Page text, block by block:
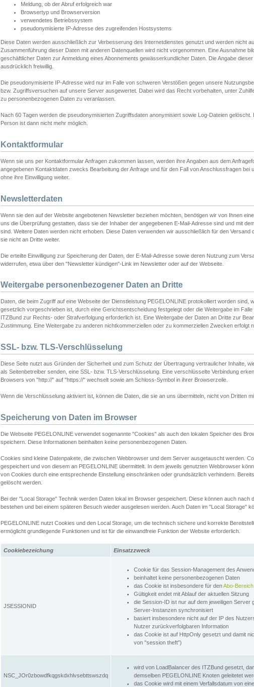
Meldung, ob der Abruf erfolgreich war
Browsertyp und Browserversion
verwendetes Betriebssystem
pseudonymisierte IP-Adresse des zugreifenden Hostsystems
Diese Daten werden ausschließlich zur Verbesserung des Internetdienstes genutzt und werden nicht
Zusammenführung dieser Daten mit anderen Datenquellen wird nicht vorgenommen. Eine Ausnahme
geschäftlicher Daten zur Anmeldung eines Abonnements gewässerkundlicher Daten. Die Angabe
ausdrücklich freiwillig.
Die pseudonymisierte IP-Adresse wird nur im Falle von schweren Verstößen gegen unsere
bzw. Zugriffsversuchen auf unsere Server ausgewertet. Dabei wird das Recht vorbehalten, unter
zu personenbezogenen Daten zu veranlassen.
Nach 60 Tagen werden die pseudonymisierten Zugriffsdaten anonymisiert sowie Log-Dateien
Person ist dann nicht mehr möglich.
Kontaktformular
Wenn sie uns per Kontaktformular Anfragen zukommen lassen, werden ihre Angaben aus dem
angegebenen Kontaktdaten zwecks Bearbeitung der Anfrage und für den Fall von Anschlussfragen bei
ohne ihre Einwilligung weiter.
Newsletterdaten
Wenn sie den auf der Website angebotenen Newsletter beziehen möchten, benötigen wir von Ihnen
uns die Überprüfung gestatten, dass sie der Inhaber der angegebenen E-Mail-Adresse sind und mit
sind. Weitere Daten werden nicht erhoben. Diese Daten verwenden wir ausschließlich für den Versand
sie nicht an Dritte weiter.
Die erteilte Einwilligung zur Speicherung der Daten, der E-Mail-Adresse sowie deren Nutzung zum
widerrufen, etwa über den "Newsletter kündigen"-Link im Newsletter oder auf der Webseite.
Weitergabe personenbezogener Daten an Dritte
Daten, die beim Zugriff auf eine Webseite der Dienstleistung PEGELONLINE protokolliert worden sind,
gesetzlich vorgeschrieben ist, durch eine Gerichtsentscheidung festgelegt oder die Weitergabe im
ITZBund zur Rechts- oder Strafverfolgung erforderlich ist. Eine Weitergabe der Daten an Dritte zur
Zustimmung. Eine Weitergabe zu anderen nichtkommerziellen oder zu kommerziellen Zwecken erfolgt
SSL- bzw. TLS-Verschlüsselung
Diese Seite nutzt aus Gründen der Sicherheit und zum Schutz der Übertragung vertraulicher Inhalte,
als Seitenbetreiber senden, eine SSL- bzw. TLS-Verschlüsselung. Eine verschlüsselte Verbindung
Browsers von "http://" auf "https://" wechselt sowie am Schloss-Symbol in ihrer Browserzeile.
Wenn die Verschlüsselung aktiviert ist, können die Daten, die sie an uns übermitteln, nicht von Dritten
Speicherung von Daten im Browser
Die Webseite PEGELONLINE verwendet sogenannte "Cookies" als auch den lokalen Speicher des
speichern. Diese Informationen beinhalten keine personenbezogenen Daten.
Cookies sind kleine Datenpakete, die zwischen Webbrowser und dem Server ausgetauscht werden.
gespeichert und von diesem an PEGELONLINE übermittelt. In dem jeweils genutzten Webbrowser
von Cookies durch eine entsprechende Einstellung einschränken oder grundsätzlich verhindern.
gelöscht werden.
Bei der "Local Storage" Technik werden Daten lokal im Browser gespeichert. Diese können auch
bestehen und bei einem späteren Besuch wieder ausgelesen werden. Auch Daten im "Local Storage"
PEGELONLINE nutzt Cookies und den Local Storage, um die technisch sichere und korrekte
ermöglicht grundlegende Funktionen und ist für die einwandfreie Funktion der Website erforderlich.
Cookiebezeichung Einsatzzweck
JSESSIONID
Cookie für das Session-Management des
beinhaltet keine personenbezogenen Daten
das Cookie ist insbesondere für denAbo-Bereich
Gültigkeit endet mit Ablauf der aktuellen Sitzung
die Session-ID ist nur auf dem jeweiligen Server
Server-Instanzen synchronisiert
basiert insbesondere nicht auf der IP des
Nutzer zurückverfolgbaren Information
das Cookie ist auf HttpOnly gesetzt und damit
von "session theft")
NSC_JOr0zbowdfkqgskdxhlvsebttswszdq
wird von LoadBalancer des ITZBund gesetzt,
demselben PEGELONLINE Knoten geleitetet
das Cookie wird mit einem Verfallsdatum von